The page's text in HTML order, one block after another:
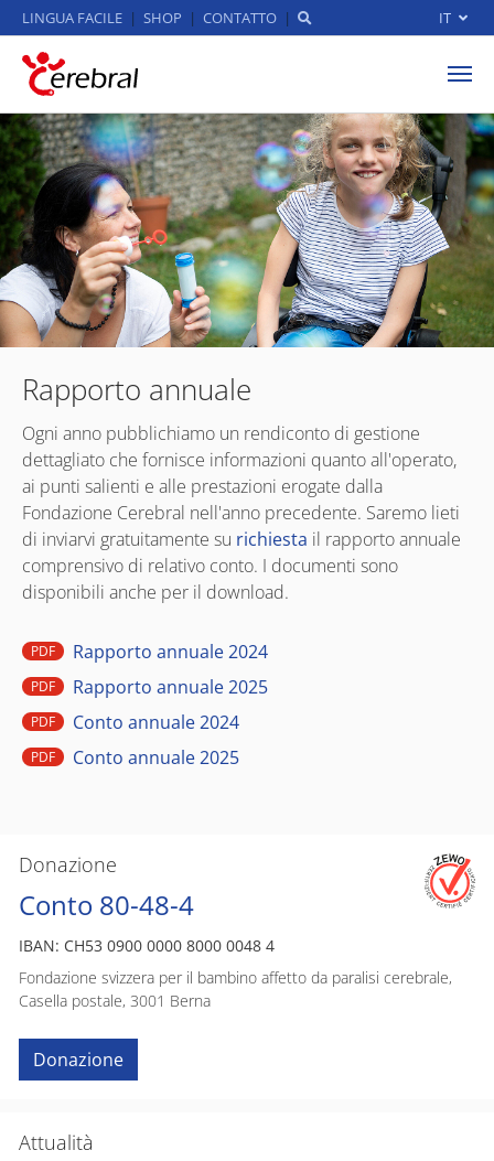
Skip to main content
LINGUA FACILE SHOP CONTATTO IT
Donazione
Conto 80-48-4
IBAN: CH53 0900 0000 8000 0048 4
Fondazione svizzera per il bambino affetto da paralisi cerebrale,
Casella postale, 3001 Berna
Donazione
Attualità
Rapporto annuale
Ogni anno pubblichiamo un rendiconto di gestione
dettagliato che fornisce informazioni quanto all'operato,
ai punti salienti e alle prestazioni erogate dalla
Fondazione Cerebral nell'anno precedente. Saremo lieti
di inviarvi gratuitamente su richiesta il rapporto annuale
comprensivo di relativo conto. I documenti sono
disponibili anche per il download.
PDF Rapporto annuale 2024
PDF Rapporto annuale 2025
PDF Conto annuale 2024
PDF Conto annuale 2025